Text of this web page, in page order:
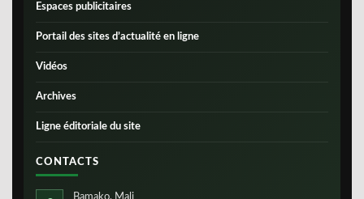
Espaces publicitaires
Portail des sites d’actualité en ligne
Vidéos
Archives
Ligne éditoriale du site
CONTACTS
Bamako, Mali